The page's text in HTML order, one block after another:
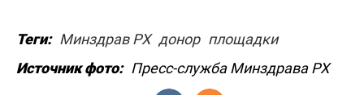
Теги: Минздрав РХ донор площадки
Источник фото: Пресс-служба Минздрава РХ